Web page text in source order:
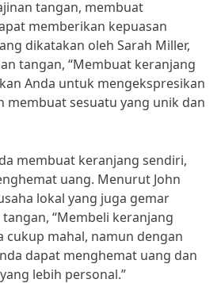
tangan, membuat
memberikan kepuasan
dikatakan oleh Sarah Miller,
tangan, “Membuat keranjang
Anda untuk mengekspresikan
membuat sesuatu yang unik dan
membuat keranjang sendiri,
uang. Menurut John
lokal yang juga gemar
“Membeli keranjang
cukup mahal, namun dengan
dapat menghemat uang dan
lebih personal.”